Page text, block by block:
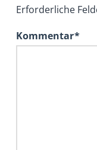
Erforderliche
Kommentar*